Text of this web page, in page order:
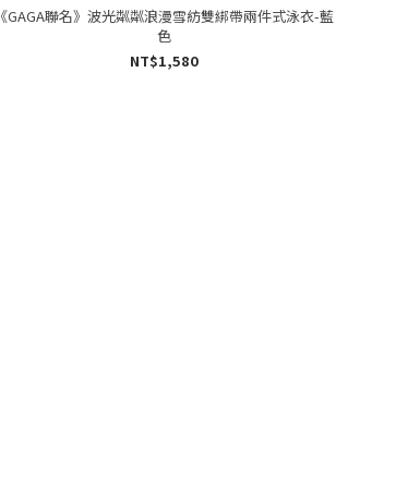
《GAGA聯名》波光粼粼浪漫雪紡雙綁帶兩件式泳衣-藍
色
NT$1,580